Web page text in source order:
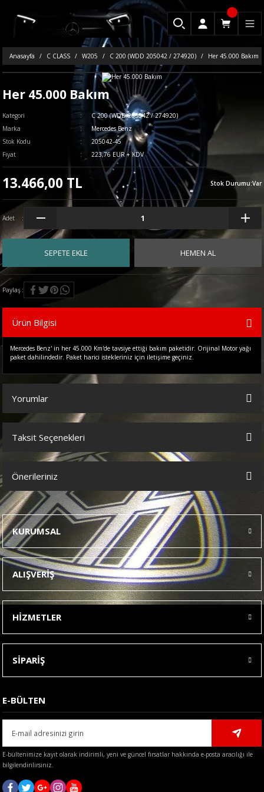
Anasayfa C CLASS W205 C 200 (WDD 205042 / 274920) Her 45.000 Bakım
Her 45.000 Bakım
Kategori
C 200 (WDD 205042 / 274920)
Marka
Mercedes Benz
Stok Kodu
205042-45
Fiyat
223,76 EUR + KDV
13.466,00 TL Stok Durumu:Var
Adet
SEPETE EKLE HEMEN AL
Paylaş
Ürün Bilgisi
Mercedes Benz' in her 45.000 Km'de tavsiye ettiği bakım paketidir. Orijinal Motor yağı
paket dahilindedir. Paket harici istekleriniz için iletişime geçiniz.
Yorumlar
Bu ürüne ilk yorumu siz yapın!
Taksit Seçenekleri
Önerileriniz
Bu ürünün fiyat bilgisi, resim, ürün açıklamalarında ve diğer
konularda yetersiz gördüğünüz noktaları öneri formunu kullanarak
tarafımıza iletebilirsiniz.
Görüş ve önerileriniz için teşekkür ederiz.
Ürün resmi kalitesiz, bozuk veya görüntülenemiyor.
Ürün açıklamasında eksik bilgiler bulunuyor.
Ürün bilgilerinde hatalar bulunuyor.
Ürün fiyatı diğer sitelerden daha pahalı.
Bu ürüne benzer farklı alternatifler olmalı.
Gönder
KURUMSAL
ALIŞVERİŞ
HİZMETLER
SİPARİŞ
E-BÜLTEN
E-bültenimize kayıt olarak indirimli, yeni ve güncel fırsatlar hakkında e-posta aracılığı ile
bilgilendirilirsiniz.